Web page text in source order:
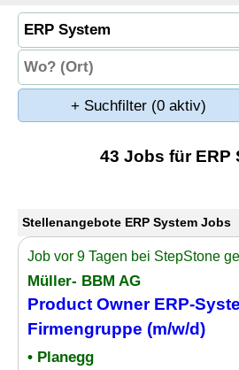
+ Suchfilter (0 aktiv)
43 Jobs für ERP
Stellenangebote ERP System Jobs
Job vor 9 Tagen bei StepStone
Müller- BBM AG
Product Owner ERP-
Firmengruppe (m/w/d)
• Planegg